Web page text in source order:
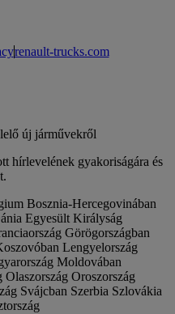
renault-trucks.com
új járművekről
hírlevelének gyakoriságára és
Bosznia-Hercegovinában
Egyesült Királyság
Görögországban
Lengyelország
Moldovában
Olaszország Oroszország
Svájcban Szerbia Szlovákia